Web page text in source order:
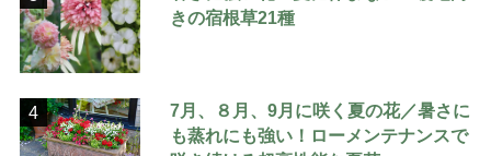
きの宿根草21種
4
7月、８月、9月に咲く夏の花／暑さに
も蒸れにも強い！ローメンテナンスで